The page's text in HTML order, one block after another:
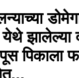
झालेल्या
पिकाला